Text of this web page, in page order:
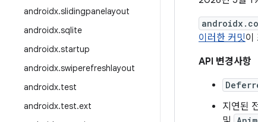
androidx.slidingpanelayout
androidx.sqlite
androidx.startup
androidx.swiperefreshlayout
androidx.test
androidx.test.ext
이러한 커밋이
API 변경사항
지연된